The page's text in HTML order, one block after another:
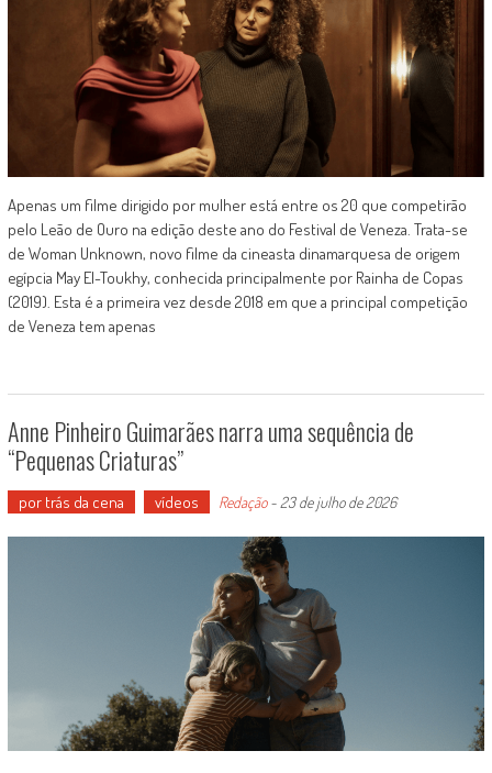
Apenas um filme dirigido por mulher está entre os 20 que competirão
pelo Leão de Ouro na edição deste ano do Festival de Veneza. Trata-se
de Woman Unknown, novo filme da cineasta dinamarquesa de origem
egípcia May El-Toukhy, conhecida principalmente por Rainha de Copas
(2019). Esta é a primeira vez desde 2018 em que a principal competição
de Veneza tem apenas
Anne Pinheiro Guimarães narra uma sequência de
“Pequenas Criaturas”
por trás da cena vídeos Redação- 23 de julho de 2026